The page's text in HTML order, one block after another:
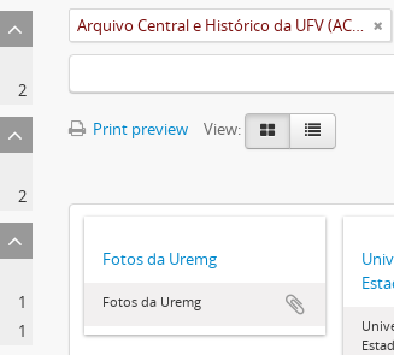
2
2
1
1
Arquivo Central e Histórico da UFV (ACH-UFV)
Print preview
View:
Fotos da Uremg
Fotos da Uremg